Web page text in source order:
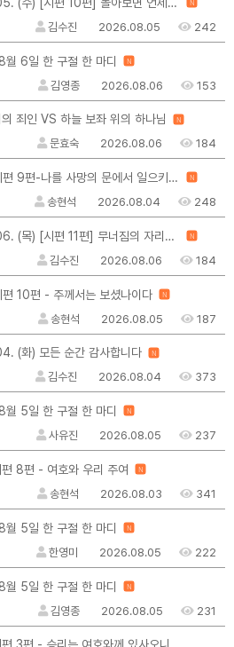
N
김수진 2026.08.05 242
월 6일 한 구절 한 마디 N
김영종 2026.08.06 153
죄인 VS 하늘 보좌 위의 하나님 N
문효숙 2026.08.06 184
-나를 사망의 문에서 일으키시는 주여 N
송현석 2026.08.04 248
11편] 무너짐의 자리에서 / 그 시선이 나를 지킵니다 N
김수진 2026.08.06 184
10편 - 주께서는 보셨나이다 N
송현석 2026.08.05 187
(화) 모든 순간 감사합니다 N
김수진 2026.08.04 373
월 5일 한 구절 한 마디 N
사유진 2026.08.05 237
8편 - 여호와 우리 주여 N
송현석 2026.08.03 341
월 5일 한 구절 한 마디 N
한영미 2026.08.05 222
월 5일 한 구절 한 마디 N
김영종 2026.08.05 231